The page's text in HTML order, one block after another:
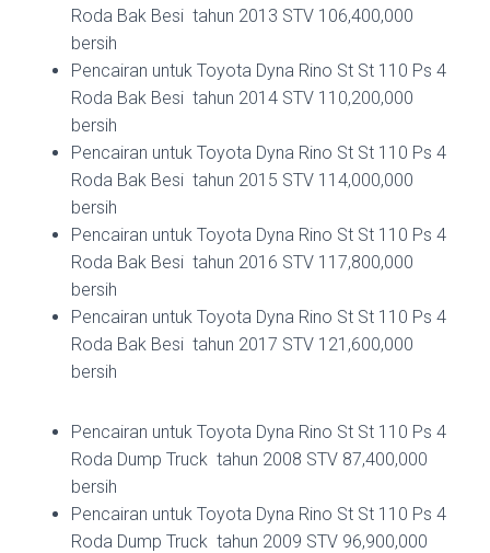
Roda Bak Besi tahun 2013 STV 106,400,000
bersih
Pencairan untuk Toyota Dyna Rino St St 110 Ps 4
Roda Bak Besi tahun 2014 STV 110,200,000
bersih
Pencairan untuk Toyota Dyna Rino St St 110 Ps 4
Roda Bak Besi tahun 2015 STV 114,000,000
bersih
Pencairan untuk Toyota Dyna Rino St St 110 Ps 4
Roda Bak Besi tahun 2016 STV 117,800,000
bersih
Pencairan untuk Toyota Dyna Rino St St 110 Ps 4
Roda Bak Besi tahun 2017 STV 121,600,000
bersih
Pencairan untuk Toyota Dyna Rino St St 110 Ps 4
Roda Dump Truck tahun 2008 STV 87,400,000
bersih
Pencairan untuk Toyota Dyna Rino St St 110 Ps 4
Roda Dump Truck tahun 2009 STV 96,900,000